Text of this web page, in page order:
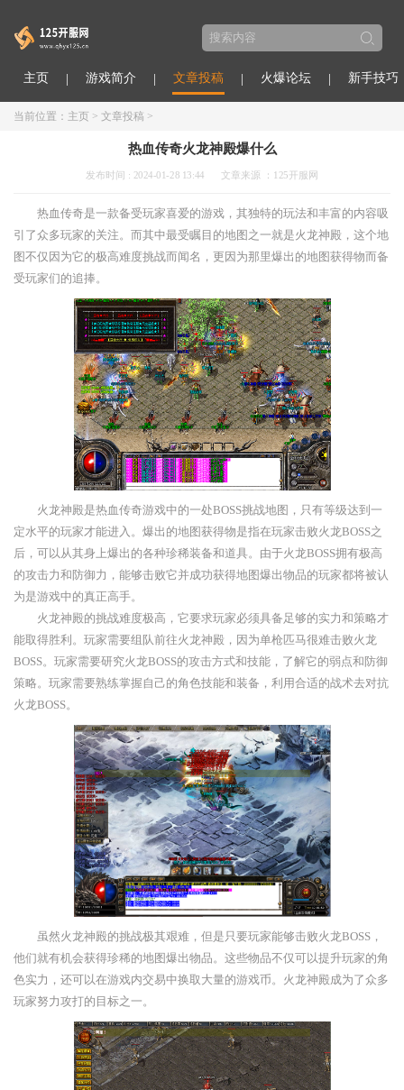
主页 游戏简介 文章投稿 火爆论坛 新手技巧
当前位置： 主页 > 文章投稿 >
热血传奇火龙神殿爆什么
发布时间 : 2024-01-28 13:44 文章来源 ：125开服网
热血传奇是一款备受玩家喜爱的游戏，其独特的玩法和丰富的内容吸
引了众多玩家的关注。而其中最受瞩目的地图之一就是火龙神殿，这个地
图不仅因为它的极高难度挑战而闻名，更因为那里爆出的地图获得物而备
受玩家们的追捧。
火龙神殿是热血传奇游戏中的一处BOSS挑战地图，只有等级达到一
定水平的玩家才能进入。爆出的地图获得物是指在玩家击败火龙BOSS之
后，可以从其身上爆出的各种珍稀装备和道具。由于火龙BOSS拥有极高
的攻击力和防御力，能够击败它并成功获得地图爆出物品的玩家都将被认
为是游戏中的真正高手。
火龙神殿的挑战难度极高，它要求玩家必须具备足够的实力和策略才
能取得胜利。玩家需要组队前往火龙神殿，因为单枪匹马很难击败火龙
BOSS。玩家需要研究火龙BOSS的攻击方式和技能，了解它的弱点和防御
策略。玩家需要熟练掌握自己的角色技能和装备，利用合适的战术去对抗
火龙BOSS。
虽然火龙神殿的挑战极其艰难，但是只要玩家能够击败火龙BOSS，
他们就有机会获得珍稀的地图爆出物品。这些物品不仅可以提升玩家的角
色实力，还可以在游戏内交易中换取大量的游戏币。火龙神殿成为了众多
玩家努力攻打的目标之一。